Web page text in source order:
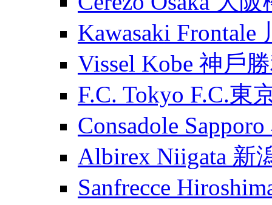
Kawasaki Frontale
Vissel Kobe 神戶
F.C. Tokyo F.C.東
Consadole
Albirex Niigata 新
Sanfrecce